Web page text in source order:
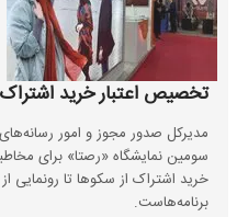
تخصیص اعتبار خرید
مدیرکل صدور مجوز و امور رسانه‌های
سومین نمایشگاه «رصتا» برای
خرید اشتراک از سکوها تا رونمایی
برنامه‌هاست.